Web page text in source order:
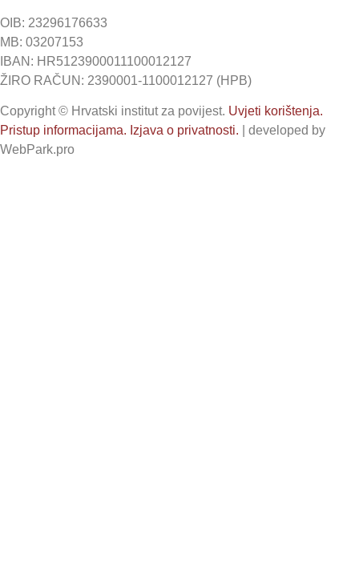
OIB: 23296176633
MB: 03207153
IBAN: HR5123900011100012127
ŽIRO RAČUN: 2390001-1100012127 (HPB)
Copyright © Hrvatski institut za povijest. Uvjeti korištenja.
Pristup informacijama. Izjava o privatnosti. | developed by
WebPark.pro